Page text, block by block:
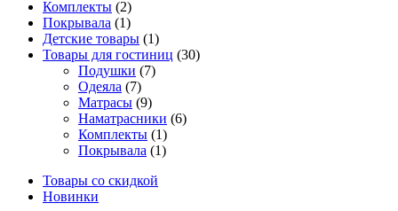
Комплекты (2)
Покрывала (1)
Детские товары (1)
Товары для гостиниц (30)
Подушки (7)
Одеяла (7)
Матрасы (9)
Наматрасники (6)
Комплекты (1)
Покрывала (1)
Товары со скидкой
Новинки